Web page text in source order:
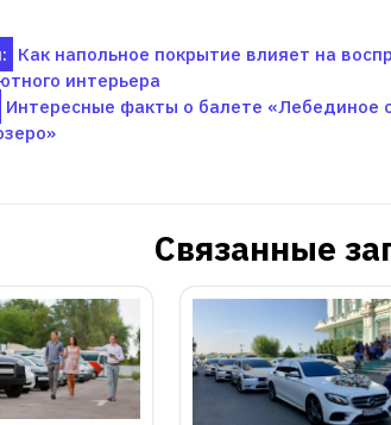
Как напольное покрытие влияет на
интерьера
Интересные факты о балете «Лебединое
Связанные